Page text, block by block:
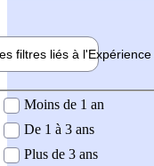
filtres liés à l'Expérience
demandée
Moins de 1 an
De 1 à 3 ans
Plus de 3 ans